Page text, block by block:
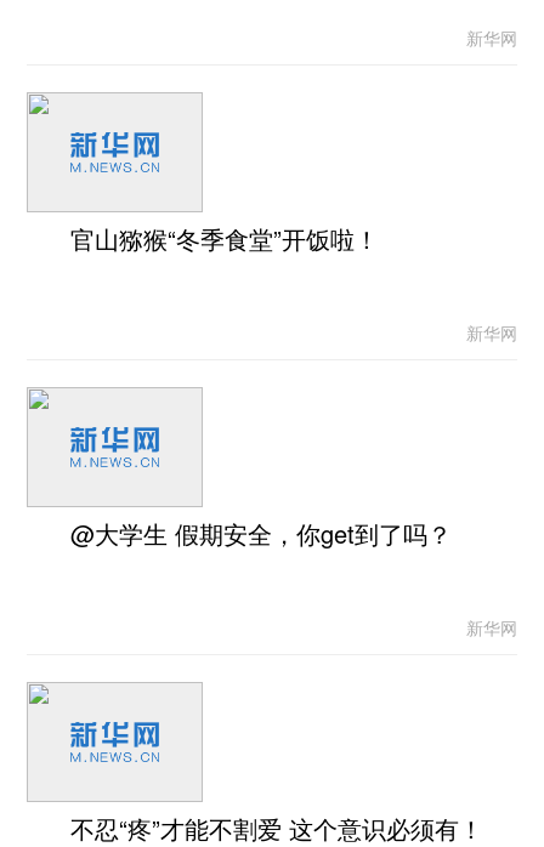
新华网
官山猕猴“冬季食堂”开饭啦！
新华网
@大学生 假期安全，你get到了吗？
新华网
不忍“疼”才能不割爱 这个意识必须有！